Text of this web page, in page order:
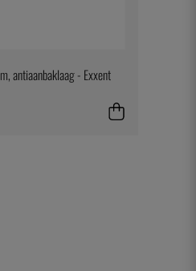
antiaanbaklaag - Exxent